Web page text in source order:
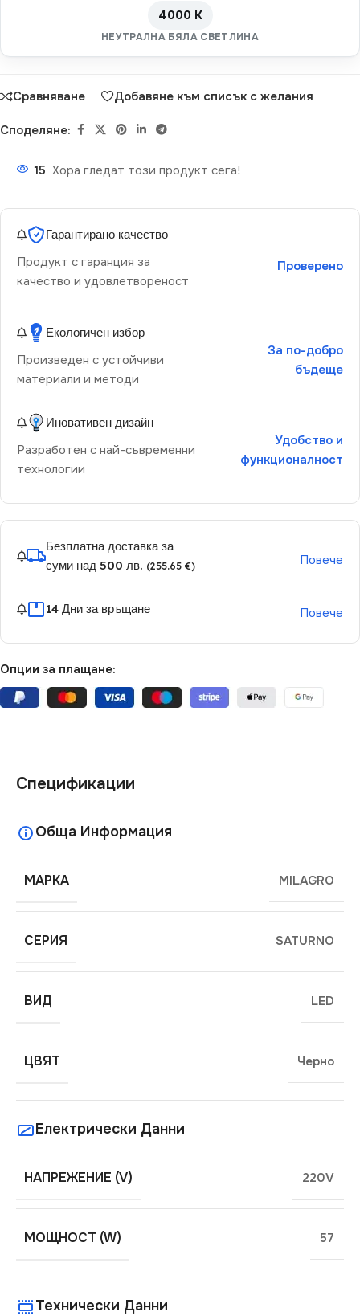
4000 K
НЕУТРАЛНА БЯЛА СВЕТЛИНА
Сравняване Добавяне към списък с желания
Споделяне:
15 Хора гледат този продукт сега!
Гарантирано качество
Продукт с гаранция за
качество и удовлетвореност
Проверено
Екологичен избор
Произведен с устойчиви
материали и методи
За по-добро
бъдеще
Иновативен дизайн
Разработен с най-съвременни
технологии
Удобство и
функционалност
Безплатна доставка за
суми над 500 лв. (255.65 €) Повече
14 Дни за връщане Повече
Опции за плащане:
Спецификации
Обща Информация
МАРКА MILAGRO
СЕРИЯ SATURNO
ВИД LED
ЦВЯТ Черно
Електрически Данни
НАПРЕЖЕНИЕ (V) 220V
МОЩНОСТ (W) 57
Технически Данни